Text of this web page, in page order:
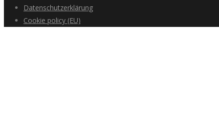
Datenschutzerklärung
Cookie policy (EU)